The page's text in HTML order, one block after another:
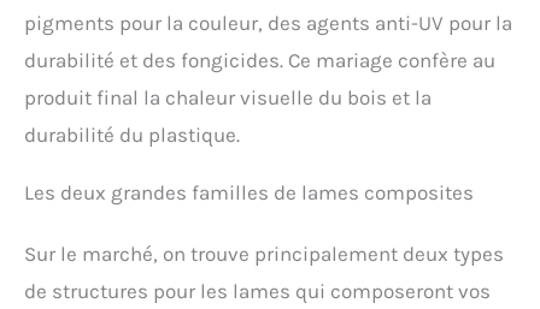
pigments pour la couleur, des agents anti-UV pour la
durabilité et des fongicides. Ce mariage confère au
produit final la chaleur visuelle du bois et la
durabilité du plastique.
Les deux grandes familles de lames composites
Sur le marché, on trouve principalement deux types
de structures pour les lames qui composeront vos